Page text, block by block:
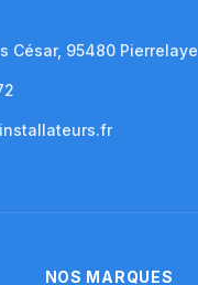
César, 95480 Pierrelaye
NOS MARQUES